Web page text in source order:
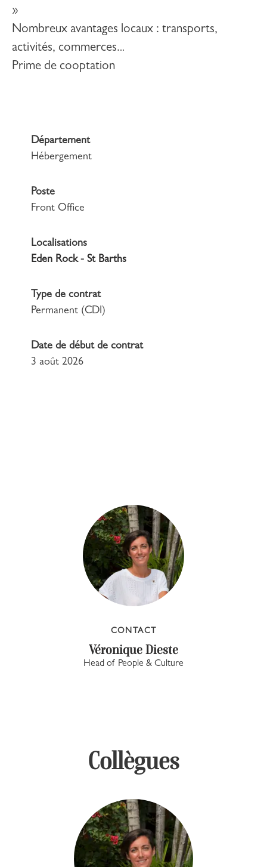
»
Nombreux avantages locaux : transports,
activités, commerces...
Prime de cooptation
Département
Hébergement
Poste
Front Office
Localisations
Eden Rock - St Barths
Type de contrat
Permanent (CDI)
Date de début de contrat
3 août 2026
CONTACT
Véronique Dieste
Head of People & Culture
Collègues